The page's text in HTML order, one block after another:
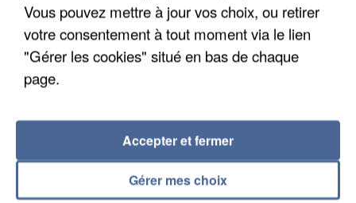
L’UN DES FONDATEURS SUPPOSÉS DE LA DZ
MAFIA INTERPELLÉ EN ALGÉRIE
Vous pouvez mettre à jour vos choix, ou retirer
votre consentement à tout moment via le lien
"Gérer les cookies" situé en bas de chaque
page.
Gérer mes choix
Accepter et fermer